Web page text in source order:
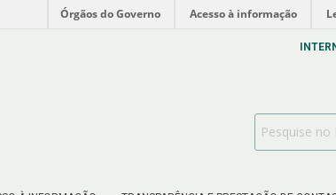
Órgãos do Governo Acesso à informação